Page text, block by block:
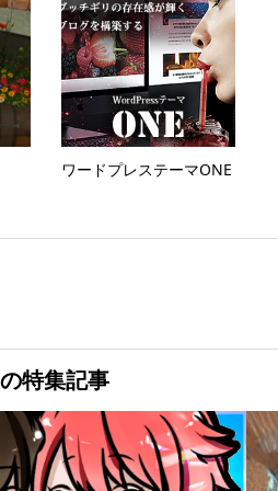
ワードプレステーマONE
特集記事